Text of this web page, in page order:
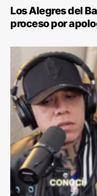
Los Alegres del
proceso por